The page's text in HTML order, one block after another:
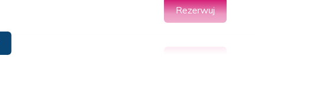
Rezerwuj